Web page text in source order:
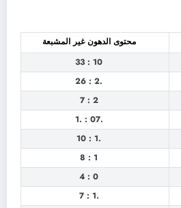
محتوى الدهون غير المشبعة
10 : 33
.2 : 26
2 : 7
.07 : .1
.1 : 10
1 : 8
0 : 4
.1 : 7